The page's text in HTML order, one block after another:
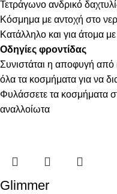
Τετράγωνο ανδρικό
Κόσμημα με αντοχή στο
Κατάλληλο και για άτομα με
Οδηγίες φροντίδας
Συνιστάται η αποφυγή από
όλα τα κοσμήματα για να
Φυλάσσετε τα κοσμήματα
αναλλοίωτα
Glimmer